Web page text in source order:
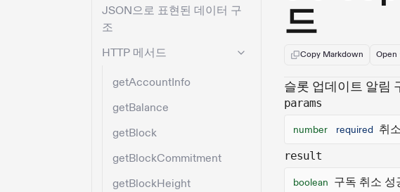
JSON으로 표현된 데이터 구
조
HTTP 메서드
getAccountInfo
getBalance
getBlock
getBlockCommitment
getBlockHeight
드
Copy Markdown Open
슬롯 업데이트 알림
params
number required 취
result
boolean 구독 취소 성